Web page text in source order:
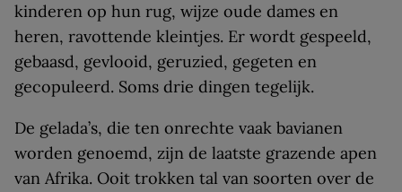
kinderen op hun rug, wijze oude dames en
heren, ravottende kleintjes. Er wordt gespeeld,
gebaasd, gevlooid, geruzied, gegeten en
gecopuleerd. Soms drie dingen tegelijk.
De gelada’s, die ten onrechte vaak bavianen
worden genoemd, zijn de laatste grazende apen
van Afrika. Ooit trokken tal van soorten over de